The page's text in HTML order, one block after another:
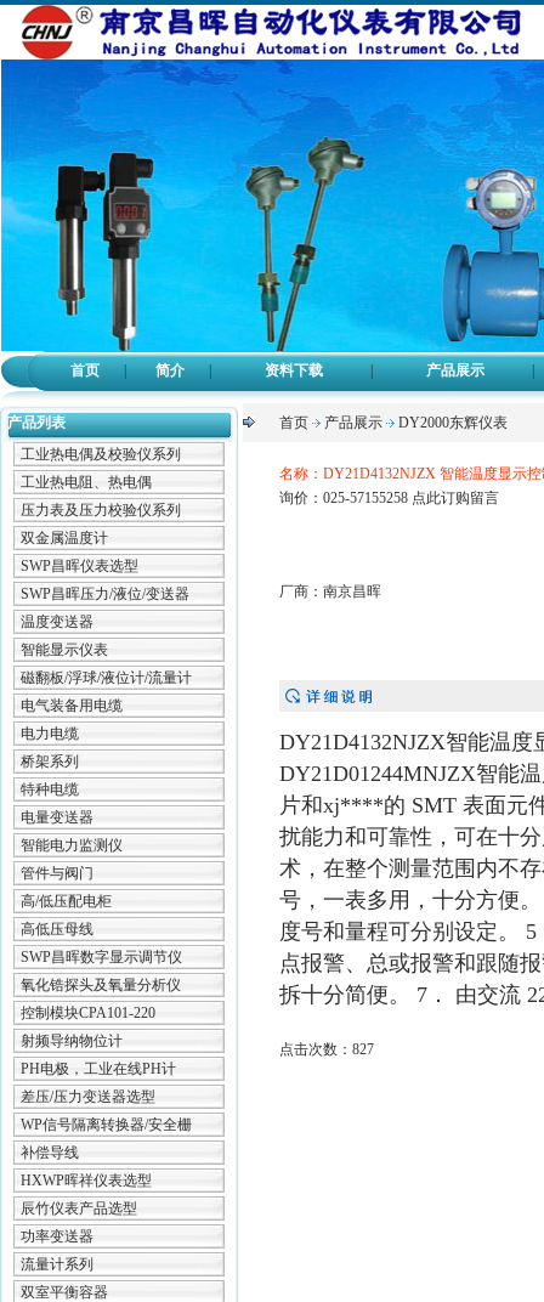
首页 简介 资料下载 产品展示
产品列表
工业热电偶及校验仪系列
工业热电阻、热电偶
压力表及压力校验仪系列
双金属温度计
SWP昌晖仪表选型
SWP昌晖压力/液位/变送器
温度变送器
智能显示仪表
磁翻板/浮球/液位计/流量计
电气装备用电缆
电力电缆
桥架系列
特种电缆
电量变送器
智能电力监测仪
管件与阀门
高/低压配电柜
高低压母线
SWP昌晖数字显示调节仪
氧化锆探头及氧量分析仪
控制模块CPA101-220
射频导纳物位计
PH电极，工业在线PH计
差压/压力变送器选型
WP信号隔离转换器/安全栅
补偿导线
HXWP晖祥仪表选型
辰竹仪表产品选型
功率变送器
流量计系列
双室平衡容器
首页 产品展示 DY2000东辉仪表
名称：DY21D4132NJZX 智能温度显示
询价：025-57155258 点此订购留言
厂商：南京昌晖
DY21D4132NJZX智能温
DY21D01244MNJZX智能
片和xj****的 SMT 表面元
扰能力和可靠性，可在十
术，在整个测量范围内不
号，一表多用，十分方便
度号和量程可分别设定。
点报警、总或报警和跟随
拆十分简便。 7． 由交流
点击次数：827